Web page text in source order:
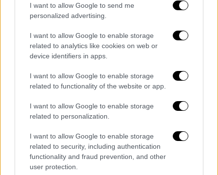
I want to allow Google to send me
personalized advertising.
I want to allow Google to enable storage
related to analytics like cookies on web or
device identifiers in apps.
I want to allow Google to enable storage
related to functionality of the website or app.
I want to allow Google to enable storage
related to personalization.
I want to allow Google to enable storage
related to security, including authentication
functionality and fraud prevention, and other
user protection.
POPULAR VIDEOS
Κεντρικό...|05.08.2026 19:49